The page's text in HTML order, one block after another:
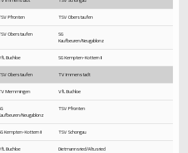
Pfronten TSV Oberstaufen
Oberstaufen
SG
Kaufbeuren/Neugablonz
Buchloe SG Kempten-Kottern II
Oberstaufen TV Immenstadt
Memmingen VfL Buchloe
Neugablonz
TSV Pfronten
Kempten-Kottern II TSV Schongau
Buchloe Dietmannsried/Altusried